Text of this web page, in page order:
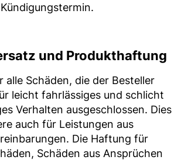
und Produkthaftung
alle Schäden, die der Besteller
leicht fahrlässiges und schlicht
Verhalten ausgeschlossen. Dies
auch für Leistungen aus
Die Haftung für
Schäden aus Ansprüchen